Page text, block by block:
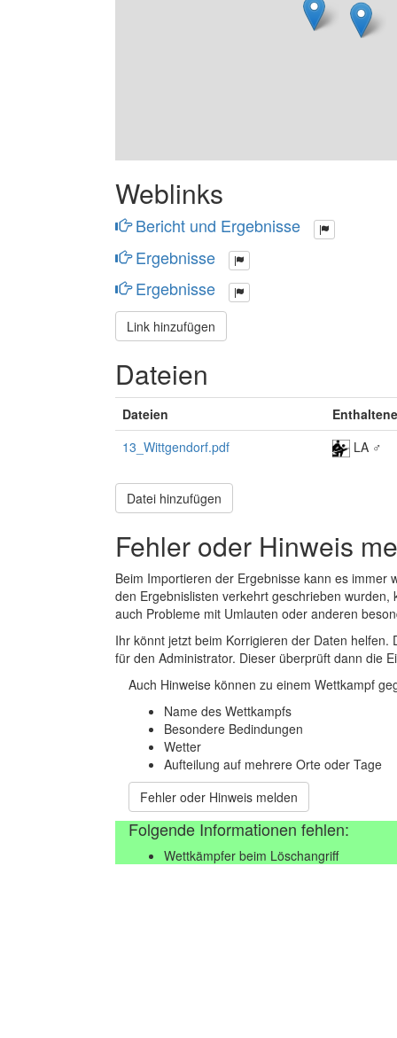
Weblinks
Bericht und Ergebnisse
Ergebnisse
Ergebnisse
Link hinzufügen
Dateien
Dateien
13_Wittgendorf.pdf
LA ♂
Datei hinzufügen
Fehler oder Hinweis
Beim Importieren der Ergebnisse kann es
den Ergebnislisten verkehrt geschrieben
auch Probleme mit Umlauten oder anderen
Ihr könnt jetzt beim Korrigieren der Daten
für den Administrator. Dieser überprüft dann die
Auch Hinweise können zu einem Wettkampf
Name des Wettkampfs
Besondere Bedindungen
Wetter
Aufteilung auf mehrere Orte oder Tage
Fehler oder Hinweis melden
Folgende Informationen fehlen:
Wettkämpfer beim Löschangriff